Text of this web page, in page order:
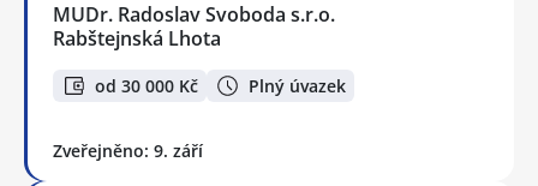
MUDr. Radoslav Svoboda s.r.o.
Rabštejnská Lhota
od 30 000 Kč Plný úvazek
Zveřejněno: 9. září